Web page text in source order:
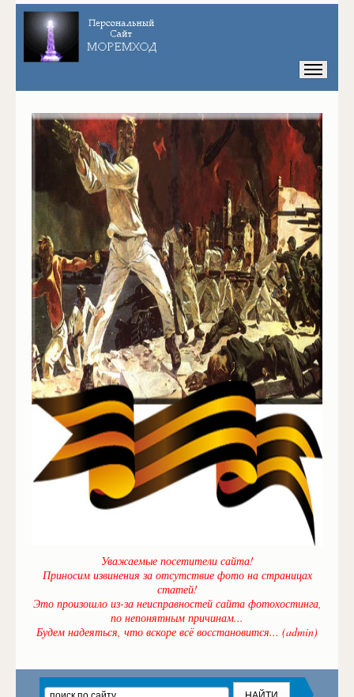
Уважаемые посетители сайта!
Приносим извинения за отсутствие фото на страницах
статей!
Это произошло из-за неисправностей сайта фотохостинга,
по непонятным причинам...
Будем надеяться, что вскоре всё восстановится... (admin)